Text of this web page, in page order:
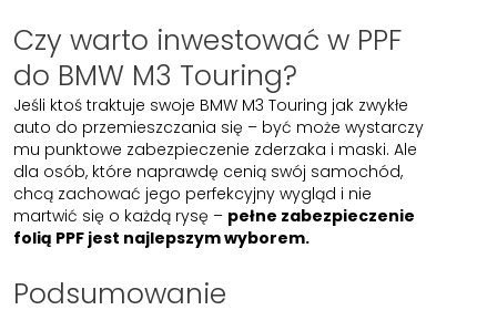
Czy warto inwestować w PPF
do BMW M3 Touring?
Jeśli ktoś traktuje swoje BMW M3 Touring jak zwykłe
auto do przemieszczania się – być może wystarczy
mu punktowe zabezpieczenie zderzaka i maski. Ale
dla osób, które naprawdę cenią swój samochód,
chcą zachować jego perfekcyjny wygląd i nie
martwić się o każdą rysę – pełne zabezpieczenie
folią PPF jest najlepszym wyborem.
Podsumowanie